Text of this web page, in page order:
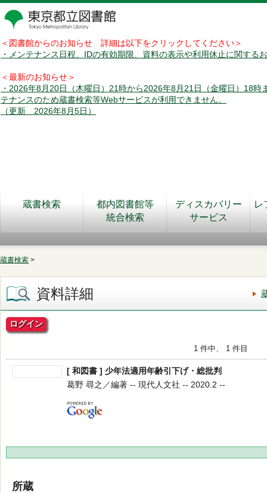
＜図書館からのお知らせ 詳細は以下をクリックしてください＞
・メンテナンス日程、IDの有効期限、資料の表示や利用休止に関する
＜最新のお知らせ＞
・2026年8月20日（木曜日）21時から2026年8月21日（金曜日）18時
テナンスのため蔵書検索等Webサービスが利用できません。
（更新 2026年8月5日）
蔵書検索
都内図書館等
統合検索
ディスカバリー
サービス
レ
蔵書検索 >
資料詳細
ログイン
1 件中、 1 件目
[ 和図書 ] 少年法適用年齢引下げ・総批判
葛野 尋之／編著 -- 現代人文社 -- 2020.2 --
所蔵